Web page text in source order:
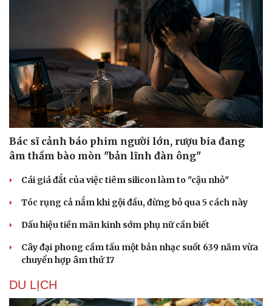
Bác sĩ cảnh báo phim người lớn, rượu bia đang
âm thầm bào mòn "bản lĩnh đàn ông"
Cái giá đắt của việc tiêm silicon làm to "cậu nhỏ"
Tóc rụng cả nắm khi gội đầu, đừng bỏ qua 5 cách này
Dấu hiệu tiền mãn kinh sớm phụ nữ cần biết
Cây đại phong cầm tấu một bản nhạc suốt 639 năm vừa
chuyển hợp âm thứ 17
DU LỊCH